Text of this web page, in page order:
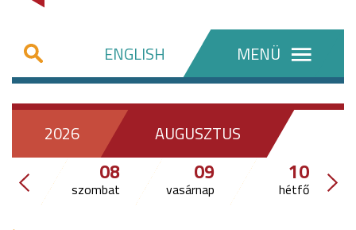
ENGLISH MENÜ
2026 AUGUSZTUS
08
szombat
09
vasárnap
10
hétfő